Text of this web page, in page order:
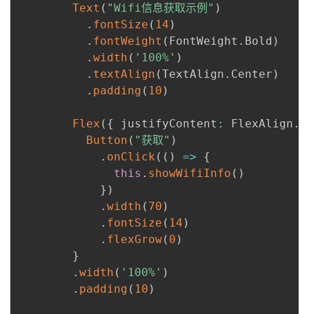
Text ( "Wifi信息获取示例" )
. fontSize ( 14 )
. fontWeight ( FontWeight . Bold )
. width ( '100%' )
. textAlign (TextAlign . Center )
. padding ( 10 )
Flex ( { justifyContent : FlexAlign .
Button ( "获取" )
. onClick ( ( ) =>
{
this . showWifiInfo ( )
} )
. width ( 70 )
. fontSize ( 14 )
. flexGrow( 0 )
}
. width ( '100%' )
. padding ( 10 )